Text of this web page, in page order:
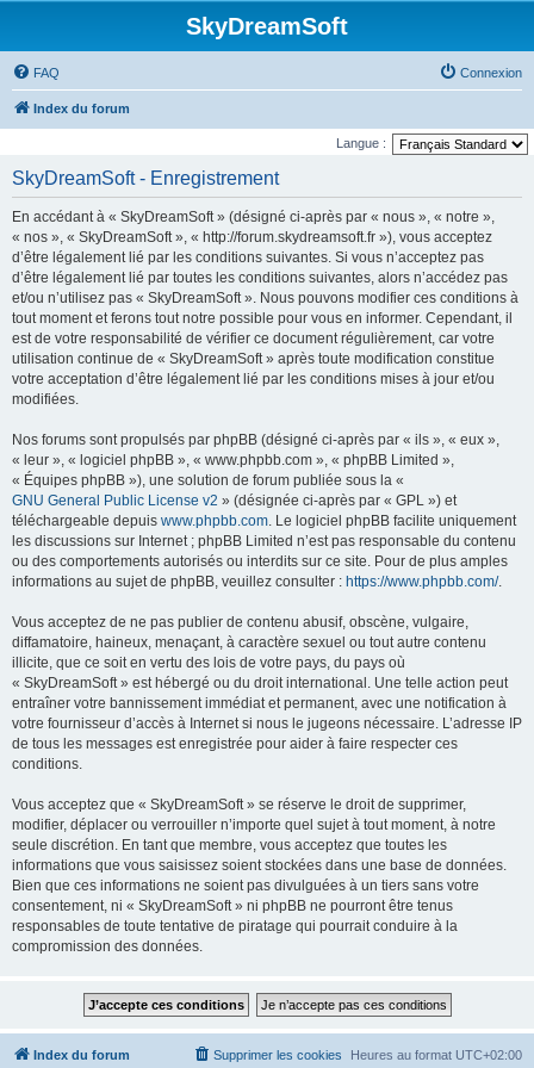
SkyDreamSoft
FAQ Connexion
Index du forum
Langue :
SkyDreamSoft - Enregistrement
En accédant à « SkyDreamSoft » (désigné ci-après par « nous », « notre »,
« nos », « SkyDreamSoft », « http://forum.skydreamsoft.fr »), vous acceptez
d’être légalement lié par les conditions suivantes. Si vous n’acceptez pas
d’être légalement lié par toutes les conditions suivantes, alors n’accédez pas
et/ou n’utilisez pas « SkyDreamSoft ». Nous pouvons modifier ces conditions à
tout moment et ferons tout notre possible pour vous en informer. Cependant, il
est de votre responsabilité de vérifier ce document régulièrement, car votre
utilisation continue de « SkyDreamSoft » après toute modification constitue
votre acceptation d’être légalement lié par les conditions mises à jour et/ou
modifiées.
Nos forums sont propulsés par phpBB (désigné ci-après par « ils », « eux »,
« leur », « logiciel phpBB », « www.phpbb.com », « phpBB Limited »,
« Équipes phpBB »), une solution de forum publiée sous la «
GNU General Public License v2 » (désignée ci-après par « GPL ») et
téléchargeable depuis www.phpbb.com. Le logiciel phpBB facilite uniquement
les discussions sur Internet ; phpBB Limited n’est pas responsable du contenu
ou des comportements autorisés ou interdits sur ce site. Pour de plus amples
informations au sujet de phpBB, veuillez consulter : https://www.phpbb.com/.
Vous acceptez de ne pas publier de contenu abusif, obscène, vulgaire,
diffamatoire, haineux, menaçant, à caractère sexuel ou tout autre contenu
illicite, que ce soit en vertu des lois de votre pays, du pays où
« SkyDreamSoft » est hébergé ou du droit international. Une telle action peut
entraîner votre bannissement immédiat et permanent, avec une notification à
votre fournisseur d’accès à Internet si nous le jugeons nécessaire. L’adresse IP
de tous les messages est enregistrée pour aider à faire respecter ces
conditions.
Vous acceptez que « SkyDreamSoft » se réserve le droit de supprimer,
modifier, déplacer ou verrouiller n’importe quel sujet à tout moment, à notre
seule discrétion. En tant que membre, vous acceptez que toutes les
informations que vous saisissez soient stockées dans une base de données.
Bien que ces informations ne soient pas divulguées à un tiers sans votre
consentement, ni « SkyDreamSoft » ni phpBB ne pourront être tenus
responsables de toute tentative de piratage qui pourrait conduire à la
compromission des données.
Index du forum Heures au format UTC+02:00
Supprimer les cookies